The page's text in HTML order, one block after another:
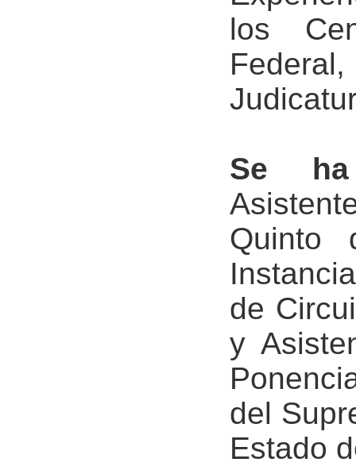
los
Se ha
Quinto
de
y
del
Estado